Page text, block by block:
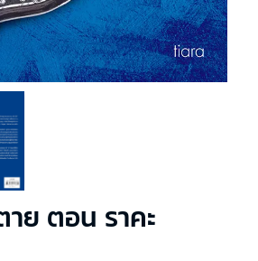
าย ตอน ราคะ